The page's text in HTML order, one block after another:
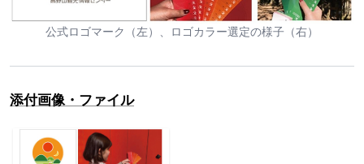
公式ロゴマーク（左）、ロゴカラー選定の様子（右）
添付画像・ファイル